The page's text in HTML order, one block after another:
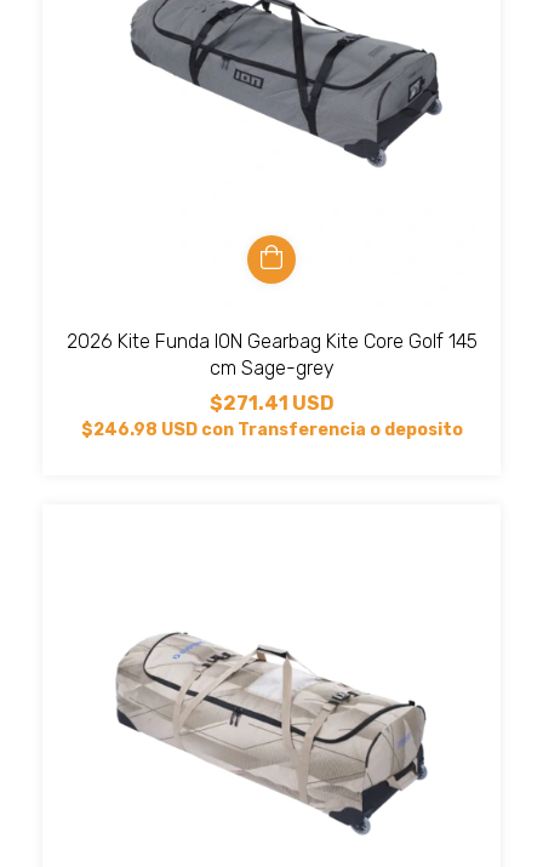
2026 Kite Funda ION Gearbag Kite Core Golf 145
cm Sage-grey
$271.41 USD
$246.98 USD con Transferencia o deposito